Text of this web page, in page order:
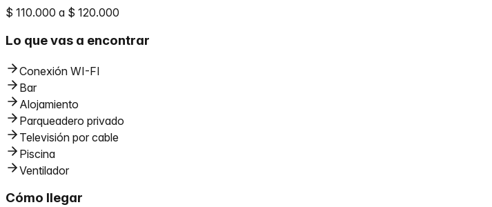
$ 110.000 a $ 120.000
Lo que vas a encontrar
Conexión WI-FI
Bar
Alojamiento
Parqueadero privado
Televisión por cable
Piscina
Ventilador
Cómo llegar